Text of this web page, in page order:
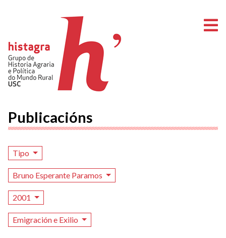
Publicacións
Tipo
Bruno Esperante Paramos
2001
Emigración e Exilio